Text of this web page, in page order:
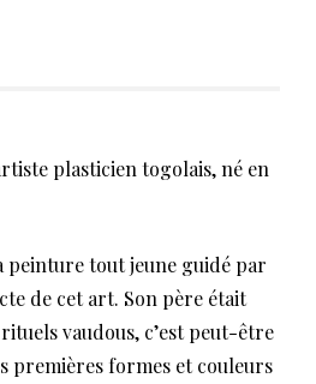
plasticien togolais, né en
peinture tout jeune guidé par
de cet art. Son père était
vaudous, c’est peut-être
premières formes et couleurs